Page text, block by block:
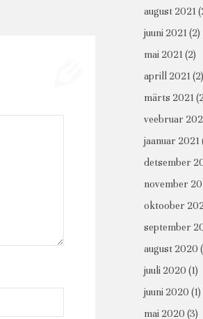
august 2021
juuni 2021(2)
mai 2021(2)
aprill 2021(2)
märts 2021
veebruar
jaanuar 2021
detsember
november
oktoober
september
august 2020
juuli 2020 (1)
juuni 2020 (1)
mai 2020 (3)